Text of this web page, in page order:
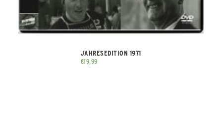
JAHRESEDITION 1971
€19,99